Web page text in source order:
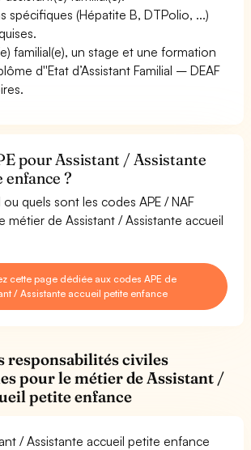
spécifiques (Hépatite B, DTPolio, ...)
familial(e), un stage et une formation
d''Etat d’Assistant Familial – DEAF
pour Assistant / Assistante
?
quels sont les codes APE / NAF
métier de Assistant / Assistante accueil
cette page dédiée aux codes APE de
/ Assistante accueil petite enfance
responsabilités civiles
pour le métier de Assistant /
petite enfance
/ Assistante accueil petite enfance